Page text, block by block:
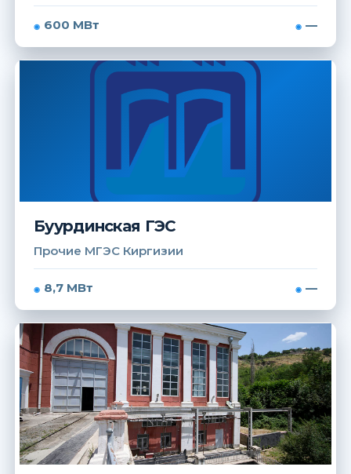
600 МВт —
Буурдинская ГЭС
Прочие МГЭС Киргизии
8,7 МВт —